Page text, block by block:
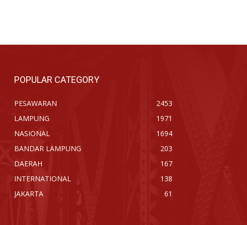
POPULAR CATEGORY
PESAWARAN
2453
LAMPUNG
1971
NASIONAL
1694
BANDAR LAMPUNG
203
DAERAH
167
INTERNATIONAL
138
JAKARTA
61